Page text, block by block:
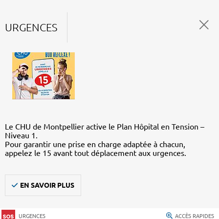
URGENCES
Le CHU de Montpellier active le Plan Hôpital en Tension –
Niveau 1.
Pour garantir une prise en charge adaptée à chacun,
appelez le 15 avant tout déplacement aux urgences.
EN SAVOIR PLUS
URGENCES ACCÈS RAPIDES